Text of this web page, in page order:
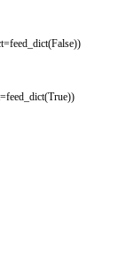
=feed_dict(False))
=feed_dict(True))